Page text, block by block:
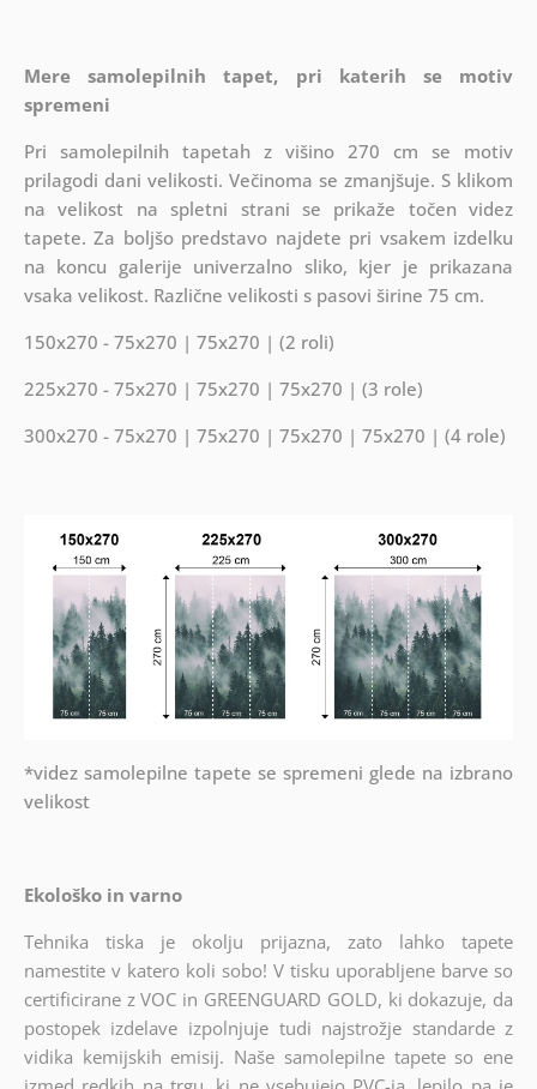
Meresamolepilnih tapet, pri katerih se motiv
spremeni
Pri samolepilnih tapetah z višino 270 cm se motiv
prilagodi dani velikosti. Večinoma se zmanjšuje. S klikom
na velikost na spletni strani se prikaže točen videz
tapete. Za boljšo predstavo najdete pri vsakem izdelku
na koncu galerije univerzalno sliko, kjer je prikazana
vsaka velikost. Različne velikosti s pasovi širine 75 cm.
150x270 - 75x270 | 75x270 | (2 roli)
225x270 - 75x270 | 75x270 | 75x270 | (3 role)
300x270 - 75x270 | 75x270 | 75x270 | 75x270 | (4 role)
*videz samolepilne tapete se spremeni glede na izbrano
velikost
Ekološko in varno
Tehnika tiska je okolju prijazna, zato lahko tapete
namestite v katero koli sobo! V tisku uporabljene barve so
certificirane z VOC in GREENGUARD GOLD, ki dokazuje, da
postopek izdelave izpolnjuje tudi najstrožje standarde z
vidika kemijskih emisij. Naše samolepilne tapete so ene